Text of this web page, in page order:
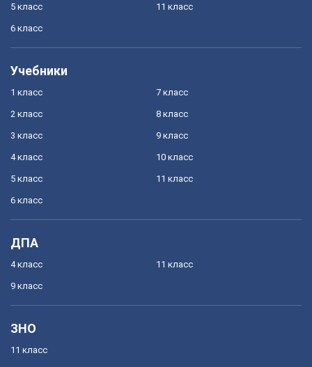
5 класс
6 класс
11 класс
Учебники
1 класс
2 класс
3 класс
4 класс
5 класс
6 класс
7 класс
8 класс
9 класс
10 класс
11 класс
ДПА
4 класс
9 класс
11 класс
ЗНО
11 класс